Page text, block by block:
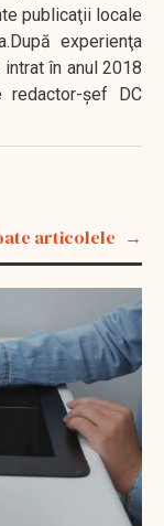
publicaţii locale
experienţa
în anul 2018
şef DC
articolele